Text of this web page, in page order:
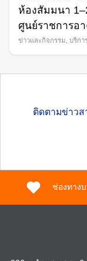
ห้องสัมมนา
ศูนย์ราชการอ
ข่าวและกิจกรรม บริกา
ติดตามข่าวส
ช่องทาง